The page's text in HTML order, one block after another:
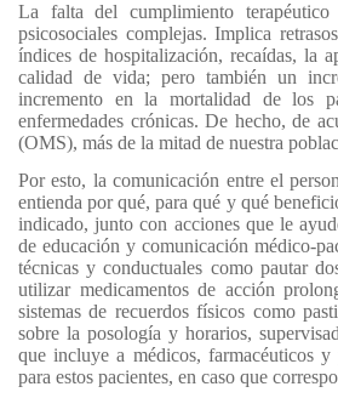
La falta del cumplimiento terapéutico
psicosociales complejas. Implica
índices de hospitalización, recaídas, la
calidad de vida; pero también un
incremento en la mortalidad de los
enfermedades crónicas. De hecho, de
(OMS), más de la mitad de nuestra
Por esto, la comunicación entre el
entienda por qué, para qué y qué
indicado, junto con acciones que le
de educación y comunicación médico-
técnicas y conductuales como pautar
utilizar medicamentos de acción
sistemas de recuerdos físicos como
sobre la posología y horarios,
que incluye a médicos, farmacéuticos y
para estos pacientes, en caso que